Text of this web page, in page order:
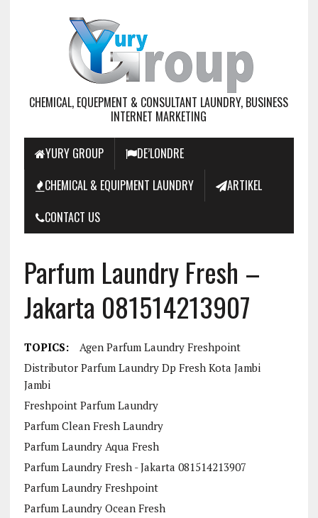
CHEMICAL, EQUEPMENT & CONSULTANT LAUNDRY, BUSINESS
INTERNET MARKETING
YURY GROUP
DE’LONDRE
CHEMICAL & EQUIPMENT LAUNDRY
ARTIKEL
CONTACT US
Parfum Laundry Fresh –
Jakarta 081514213907
TOPICS:
Agen Parfum Laundry Freshpoint
Distributor Parfum Laundry Dp Fresh Kota Jambi
Jambi
Freshpoint Parfum Laundry
Parfum Clean Fresh Laundry
Parfum Laundry Aqua Fresh
Parfum Laundry Fresh - Jakarta 081514213907
Parfum Laundry Freshpoint
Parfum Laundry Ocean Fresh